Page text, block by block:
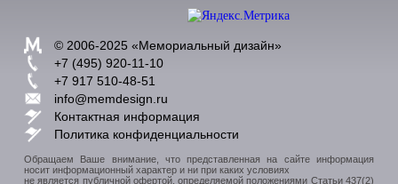
© 2006-2025 «Мемориальный дизайн»
+7 (495) 920-11-10
+7 917 510-48-51
info@memdesign.ru
Контактная информация
Политика конфиденциальности
Обращаем Ваше внимание, что представленная на сайте информация
носит информационный характер и ни при каких условиях
не является публичной офертой, определяемой положениями Статьи 437(2)